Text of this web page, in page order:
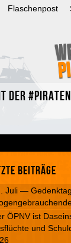
Flaschenpost
der
Beiträge
Juli —
ÖPNV ist
und